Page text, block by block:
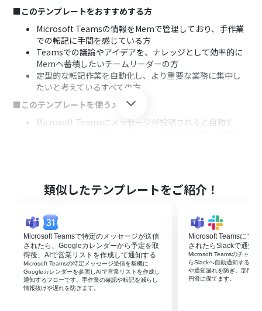
■このテンプレートをおすすめする方
Microsoft Teamsの情報をMemで管理しており、手作業
での転記に手間を感じている方
Teamsでの議論やアイデアを、ナレッジとして効率的に
Memへ蓄積したいチームリーダーの方
定型的な転記作業を自動化し、より重要な業務に集中し
たいと考えているすべての方
■このテンプレートを使うメリット
Microsoft Teamsにメッセージが投稿されると自動で
■フローボットの流れ
はじめに、Microsoft TeamsとMemをYoomと連携しま
す
次に、トリガーでMicrosoft Teamsを選択し、「チャネ
ルにメッセージが送信されたら」というアクションを設定
します
次に、オペレーションでAI機能を選択し、「テキストを生
成する」アクションでMemに登録したい形式の文章を生
類似したテンプレートをご紹介！
Microsoft Teamsで特定のメッセージが送信
されたら、Googleカレンダーから予定を取
得後、AIで営業リストを作成して通知する
Microsoft Teamsの特定メッセージ受信を契機に
Googleカレンダーを参照しAIで営業リストを作成し
通知するフローです。手作業の確認や転記を減らし
情報抜けや遅れを防ぎます。
Microsoft Teamsにフ
されたらSlackで通知
Microsoft Teamsのチャネ
らSlackへ自動通知するフ
や通知漏れを防ぎ、部門間
円滑に保てます。